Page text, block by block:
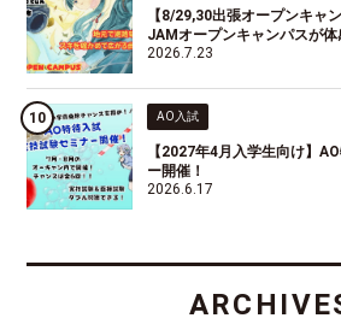
【8/29,30出張オープンキャ
JAMオープンキャンパスが体
2026.7.23
AO入試
【2027年4月入学生向け】
ー開催！
2026.6.17